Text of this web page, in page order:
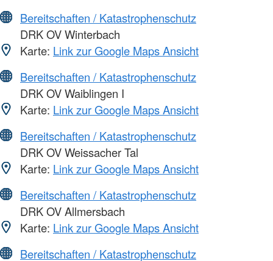
Bereitschaften / Katastrophenschutz
DRK OV Winterbach
Karte: Link zur Google Maps Ansicht
Bereitschaften / Katastrophenschutz
DRK OV Waiblingen I
Karte: Link zur Google Maps Ansicht
Bereitschaften / Katastrophenschutz
DRK OV Weissacher Tal
Karte: Link zur Google Maps Ansicht
Bereitschaften / Katastrophenschutz
DRK OV Allmersbach
Karte: Link zur Google Maps Ansicht
Bereitschaften / Katastrophenschutz